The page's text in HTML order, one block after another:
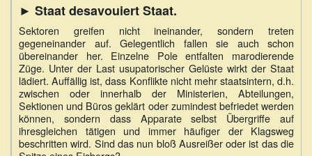
► Staat desavouiert Staat.
Sektoren greifen nicht ineinander, sondern treten
gegeneinander auf. Gelegentlich fallen sie auch schon
übereinander her. Einzelne Pole entfalten marodierende
Züge. Unter der Last usupatorischer Gelüste wirkt der Staat
lädiert. Auffällig ist, dass Konflikte nicht mehr staatsintern, d.h.
zwischen oder innerhalb der Ministerien, Abteilungen,
Sektionen und Büros geklärt oder zumindest befriedet werden
können, sondern dass Apparate selbst Übergriffe auf
ihresgleichen tätigen und immer häufiger der Klagsweg
beschritten wird. Sind das nun bloß Ausreißer oder ist das die